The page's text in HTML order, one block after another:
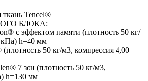
ткань Tencel®
БЛОКА:
с эффектом памяти (плотность 50 кг/
кПа) h=40 мм
50 кг/м3, компрессия 4,00
7 зон (плотность 50 кг/м3,
h=130 мм